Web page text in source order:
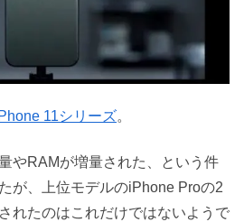
11シリーズ。
やRAMが増量された、という件
が、上位モデルのiPhone Proの2
れたのはこれだけではないようで